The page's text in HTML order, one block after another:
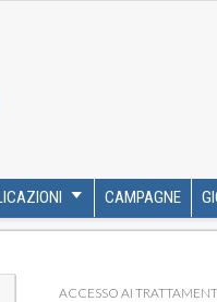
ETS
CAMPAGNE
ACCESSO AI